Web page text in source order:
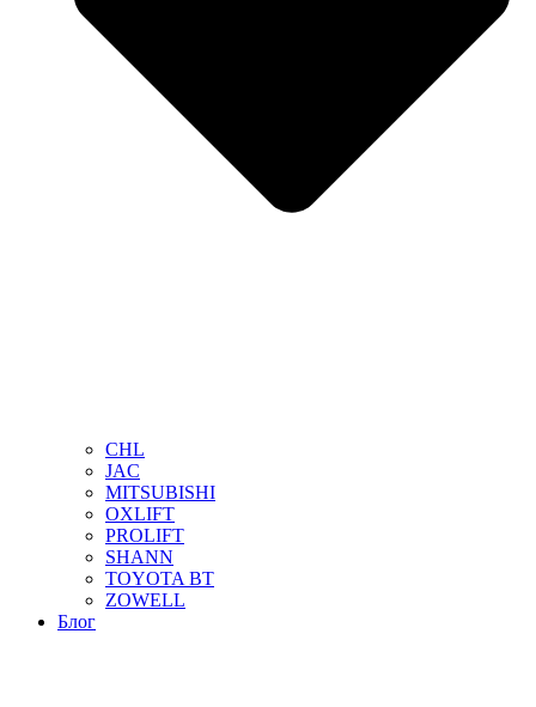
CHL
JAC
MITSUBISHI
OXLIFT
PROLIFT
SHANN
TOYOTA BT
ZOWELL
Блог